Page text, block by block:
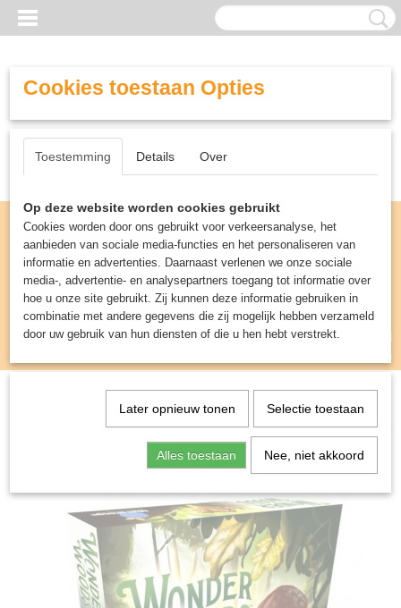
Inloggen Registreren
UW WINKELWAGEN
(0)
Spellen & Puzzels> Wonder Woods - Bordspel
Cookies toestaan Opties
Toestemming Details Over
Op deze website worden cookies gebruikt
Cookies worden door ons gebruikt voor verkeersanalyse, het
aanbieden van sociale media-functies en het personaliseren van
informatie en advertenties. Daarnaast verlenen we onze sociale
media-, advertentie- en analysepartners toegang tot informatie over
hoe u onze site gebruikt. Zij kunnen deze informatie gebruiken in
combinatie met andere gegevens die zij mogelijk hebben verzameld
door uw gebruik van hun diensten of die u hen hebt verstrekt.
Later opnieuw tonen Selectie toestaan
Alles toestaan Nee, niet akkoord